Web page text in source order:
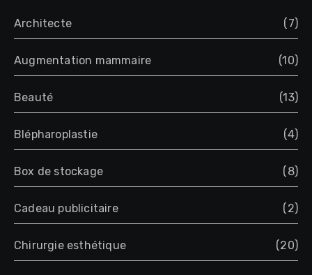
Architecte (7)
Augmentation mammaire (10)
Beauté (13)
Blépharoplastie (4)
Box de stockage (8)
Cadeau publicitaire (2)
Chirurgie esthétique (20)